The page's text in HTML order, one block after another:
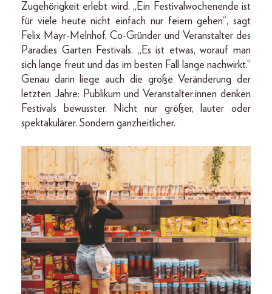
Zugehörigkeit erlebt wird. „Ein Festivalwochenende ist
für viele heute nicht einfach nur feiern gehen“, sagt
Felix Mayr-Melnhof, Co-Gründer und Veranstalter des
Paradies Garten Festivals. „Es ist etwas, worauf man
sich lange freut und das im besten Fall lange nachwirkt.“
Genau darin liege auch die große Veränderung der
letzten Jahre: Publikum und Veranstalter:innen denken
Festivals bewusster. Nicht nur größer, lauter oder
spektakulärer. Sondern ganzheitlicher.